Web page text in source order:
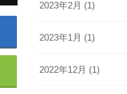
2023年2月 (1)
2023年1月 (1)
2022年12月 (1)